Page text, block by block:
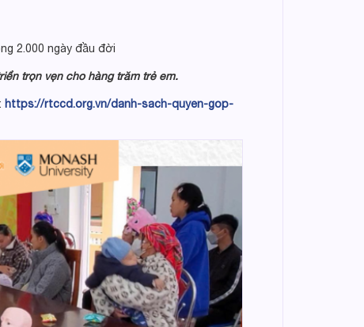
2.000 ngày đầu đời
trọn vẹn cho hàng trăm trẻ em.
https://rtccd.org.vn/danh-sach-quyen-gop-